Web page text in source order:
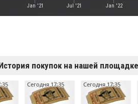
Jan '21 Jul '21 Jan '22
покупок на нашей площадке
Сегодня 17:35 Сегодня 17:35